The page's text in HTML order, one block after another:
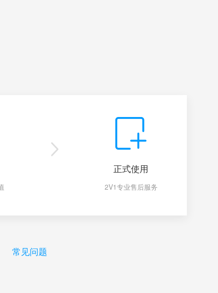
正式使用
2V1专业售后服务
常见问题